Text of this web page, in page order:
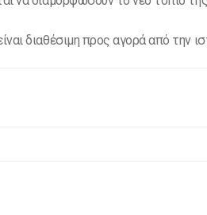
διαθέσιμη προς αγορά από την